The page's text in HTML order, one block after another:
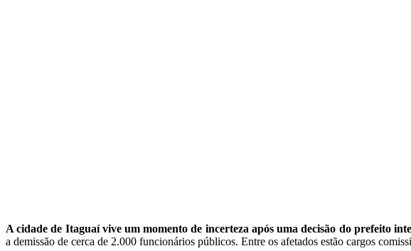
A cidade de Itaguaí vive um momento de incerteza após uma decisão do prefeito
a demissão de cerca de 2.000 funcionários públicos. Entre os afetados estão cargos